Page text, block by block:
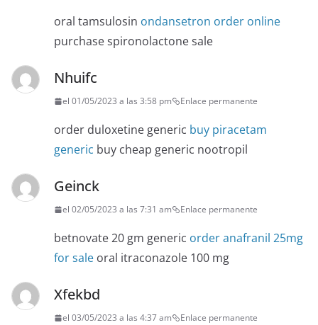
oral tamsulosin ondansetron order online
purchase spironolactone sale
Nhuifc
el 01/05/2023 a las 3:58 pm Enlace permanente
order duloxetine generic buy piracetam
generic buy cheap generic nootropil
Geinck
el 02/05/2023 a las 7:31 am Enlace permanente
betnovate 20 gm generic order anafranil 25mg
for sale oral itraconazole 100 mg
Xfekbd
el 03/05/2023 a las 4:37 am Enlace permanente